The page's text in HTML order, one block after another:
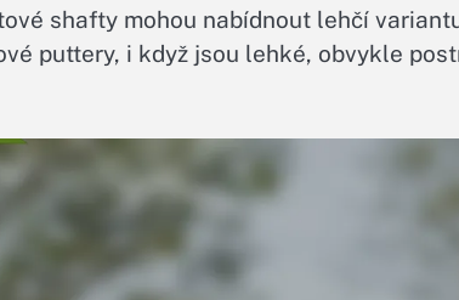
shafty mohou nabídnout lehčí
puttery, i když jsou lehké, obvykle